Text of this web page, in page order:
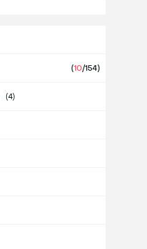
(10/154)
(4)